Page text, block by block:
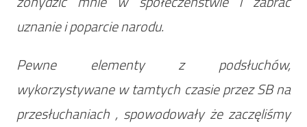
uznanie i poparcie narodu.
Pewne elementy z podsłuchów,
wykorzystywane w tamtych czasie przez SB na
przesłuchaniach , spowodowały że zaczęliśmy